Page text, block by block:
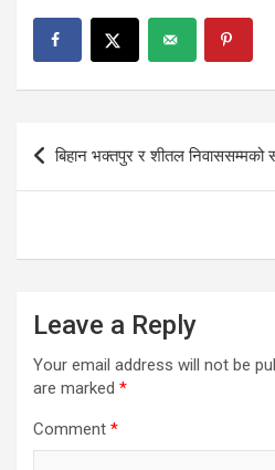
Post
navigation
बिहान भक्तपुर र शीतल निवाससम्मको
Leave a Reply
Your email address will not be
are marked *
Comment *